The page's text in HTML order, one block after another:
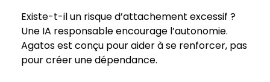
Existe-t-il un risque d’attachement excessif ?
Une IA responsable encourage l’autonomie.
Agatos est conçu pour aider à se renforcer, pas
pour créer une dépendance.